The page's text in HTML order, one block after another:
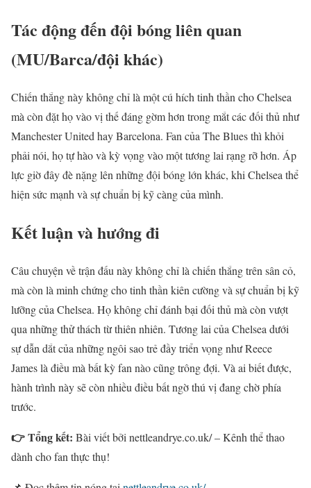
Tác động đến đội bóng liên quan
(MU/Barca/đội khác)
Chiến thắng này không chỉ là một cú hích tinh thần cho Chelsea
mà còn đặt họ vào vị thế đáng gờm hơn trong mắt các đối thủ như
Manchester United hay Barcelona. Fan của The Blues thì khỏi
phải nói, họ tự hào và kỳ vọng vào một tương lai rạng rỡ hơn. Áp
lực giờ đây đè nặng lên những đội bóng lớn khác, khi Chelsea thể
hiện sức mạnh và sự chuẩn bị kỹ càng của mình.
Kết luận và hướng đi
Câu chuyện về trận đấu này không chỉ là chiến thắng trên sân cỏ,
mà còn là minh chứng cho tinh thần kiên cường và sự chuẩn bị kỹ
lưỡng của Chelsea. Họ không chỉ đánh bại đối thủ mà còn vượt
qua những thử thách từ thiên nhiên. Tương lai của Chelsea dưới
sự dẫn dắt của những ngôi sao trẻ đầy triển vọng như Reece
James là điều mà bất kỳ fan nào cũng trông đợi. Và ai biết được,
hành trình này sẽ còn nhiều điều bất ngờ thú vị đang chờ phía
trước.
👉 Tổng kết: Bài viết bởi nettleandrye.co.uk/ – Kênh thể thao
dành cho fan thực thụ!